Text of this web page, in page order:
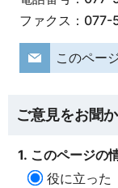
ファクス：
このペー
ご意見をお聞
1. このページの
役に立った